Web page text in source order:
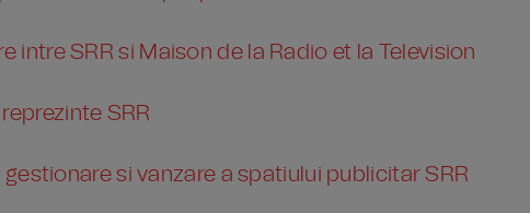
intre SRR si Maison de la Radio et la Television
SRR
si vanzare a spatiului publicitar SRR